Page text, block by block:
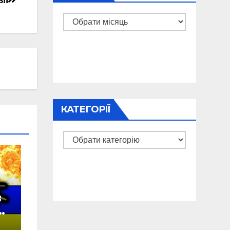
Архіви
КАТЕГОРІЇ
Категорії